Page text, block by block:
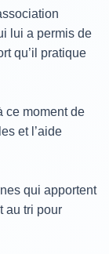
lui a permis de
qu’il pratique
ce moment de
et l’aide
qui apportent
au tri pour